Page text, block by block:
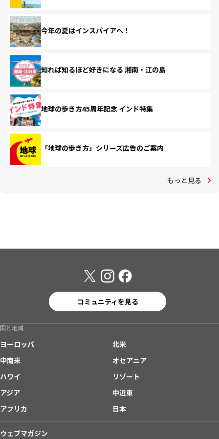
今年の夏はインスパイアへ！
知れば知るほど好きになる 湘南・江の島
地球の歩き方45周年記念 インド特集
「地球の歩き方」シリーズ広告のご案内
もっと見る
コミュニティを見る
国と地域
ヨーロッパ
北米
中南米
オセアニア
ハワイ
リゾート
アジア
中近東
アフリカ
日本
ウェブマガジン